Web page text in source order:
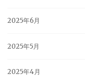
2025年6月
2025年5月
2025年4月